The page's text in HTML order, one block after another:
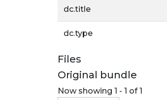
dc.title
dc.type
Files
Original bundle
Now showing 1 - 1 of 1